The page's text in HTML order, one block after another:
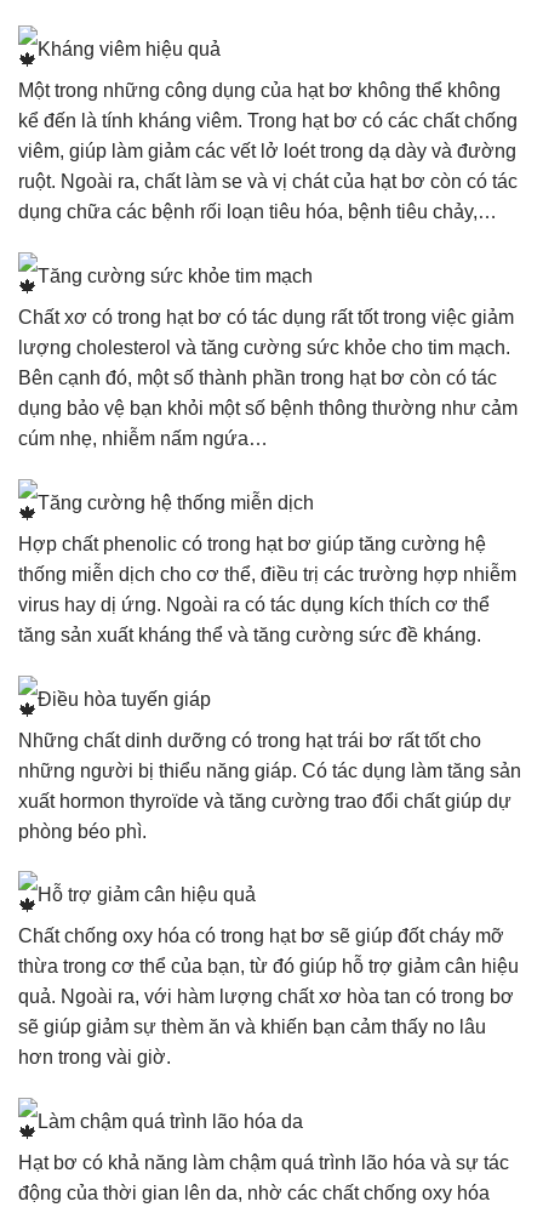
Kháng viêm hiệu quả
Một trong những công dụng của hạt bơ không thể không
kể đến là tính kháng viêm. Trong hạt bơ có các chất chống
viêm, giúp làm giảm các vết lở loét trong dạ dày và đường
ruột. Ngoài ra, chất làm se và vị chát của hạt bơ còn có tác
dụng chữa các bệnh rối loạn tiêu hóa, bệnh tiêu chảy,…
Tăng cường sức khỏe tim mạch
Chất xơ có trong hạt bơ có tác dụng rất tốt trong việc giảm
lượng cholesterol và tăng cường sức khỏe cho tim mạch.
Bên cạnh đó, một số thành phần trong hạt bơ còn có tác
dụng bảo vệ bạn khỏi một số bệnh thông thường như cảm
cúm nhẹ, nhiễm nấm ngứa…
Tăng cường hệ thống miễn dịch
Hợp chất phenolic có trong hạt bơ giúp tăng cường hệ
thống miễn dịch cho cơ thể, điều trị các trường hợp nhiễm
virus hay dị ứng. Ngoài ra có tác dụng kích thích cơ thể
tăng sản xuất kháng thể và tăng cường sức đề kháng.
Điều hòa tuyến giáp
Những chất dinh dưỡng có trong hạt trái bơ rất tốt cho
những người bị thiểu năng giáp. Có tác dụng làm tăng sản
xuất hormon thyroïde và tăng cường trao đổi chất giúp dự
phòng béo phì.
Hỗ trợ giảm cân hiệu quả
Chất chống oxy hóa có trong hạt bơ sẽ giúp đốt cháy mỡ
thừa trong cơ thể của bạn, từ đó giúp hỗ trợ giảm cân hiệu
quả. Ngoài ra, với hàm lượng chất xơ hòa tan có trong bơ
sẽ giúp giảm sự thèm ăn và khiến bạn cảm thấy no lâu
hơn trong vài giờ.
Làm chậm quá trình lão hóa da
Hạt bơ có khả năng làm chậm quá trình lão hóa và sự tác
động của thời gian lên da, nhờ các chất chống oxy hóa